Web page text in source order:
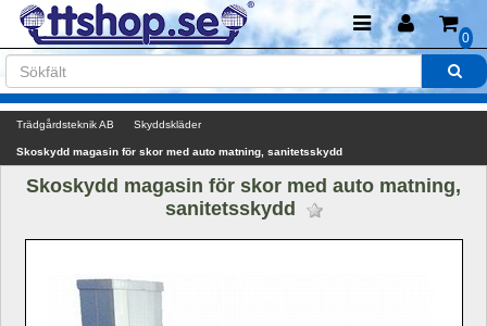
0
Trädgårdsteknik AB Skyddskläder
Skoskydd magasin för skor med auto matning, sanitetsskydd
Skoskydd magasin för skor med auto matning,
sanitetsskydd